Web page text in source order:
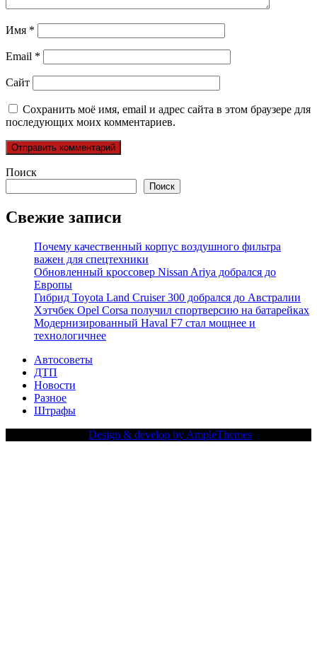
Имя *
Email *
Сайт
Сохранить моё имя, email и адрес сайта в этом браузере для
последующих моих комментариев.
Поиск
Поиск
Свежие записи
Почему качественный корпус воздушного фильтра
важен для спецтехники
Обновленный кроссовер Nissan Ariya добрался до
Европы
Гибрид Toyota Land Cruiser 300 добрался до Австралии
Хэтчбек Opel Corsa получил спортверсию на батарейках
Модернизированный Haval F7 стал мощнее и
технологичнее
Автосоветы
ДТП
Новости
Разное
Штрафы
Design & develop by AmpleThemes